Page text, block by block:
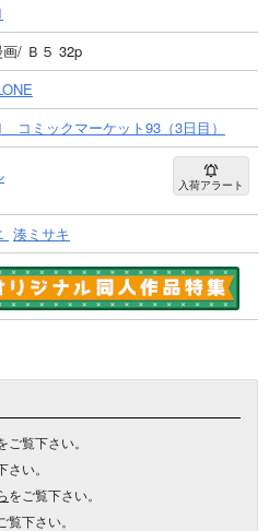
/ Ｂ５ 32p
コミックマーケット93（3日目）
入荷アラート
湊ミサキ
ご覧下さい。
さい。
をご覧下さい。
覧下さい。